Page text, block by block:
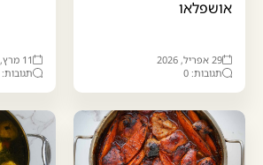
אושפלאו
29 אפריל, 2026
תגובות: 0
11 מרץ, 2026
תגובות: 0